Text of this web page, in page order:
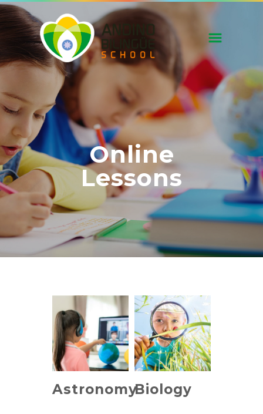
Online
Lessons
AstronomyBiology